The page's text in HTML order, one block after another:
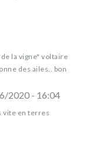
la vigne" voltaire
des ailes.. bon
2020 - 16:04
vite en terres